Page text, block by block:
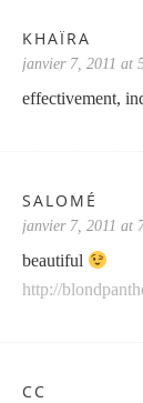
KHAÏRA
janvier 7, 2011 at
effectivement,
SALOMÉ
janvier 7, 2011 at
beautiful
http://
CC